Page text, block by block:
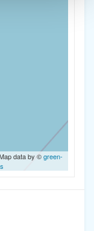
data by ©green-